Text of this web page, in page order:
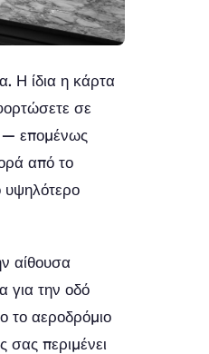
Η ίδια η κάρτα
σε
— επομένως
από το
υψηλότερο
αίθουσα
για την οδό
το αεροδρόμιο
περιμένει